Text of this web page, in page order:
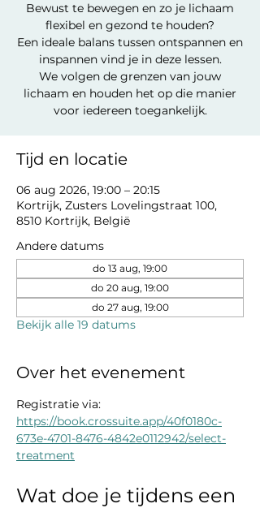
Bewust te bewegen en zo je lichaam
flexibel en gezond te houden?
Een ideale balans tussen ontspannen en
inspannen vind je in deze lessen.
We volgen de grenzen van jouw
lichaam en houden het op die manier
voor iedereen toegankelijk.
Tijd en locatie
06 aug 2026, 19:00 – 20:15
Kortrijk, Zusters Lovelingstraat 100,
8510 Kortrijk, België
Andere datums
do 13 aug, 19:00
do 20 aug, 19:00
do 27 aug, 19:00
Bekijk alle 19 datums
Over het evenement
Registratie via:
https://book.crossuite.app/40f0180c-
673e-4701-8476-4842e0112942/select-
treatment
Wat doe je tijdens een